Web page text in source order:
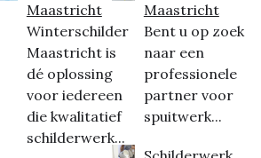
Maastricht
Winterschilder
Maastricht is
dé oplossing
voor iedereen
die kwalitatief
schilderwerk...
Maastricht
Bent u op zoek
naar een
professionele
partner voor
spuitwerk...